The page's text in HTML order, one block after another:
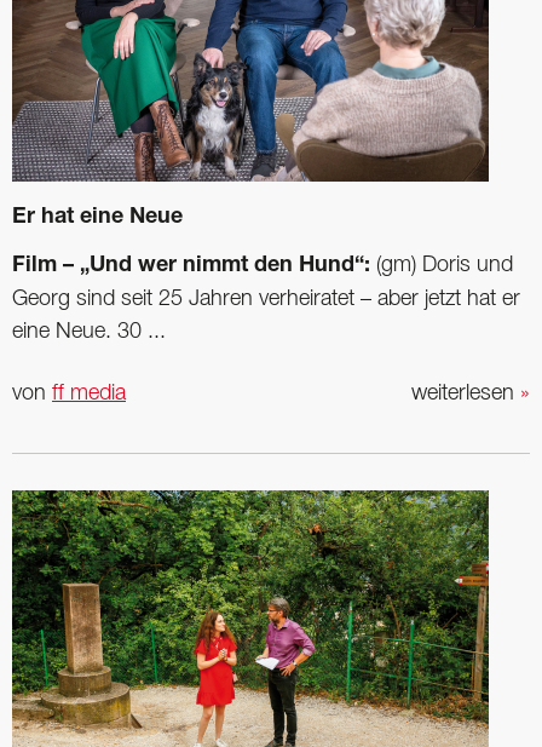
Er hat eine Neue
Film – „Und wer nimmt den Hund“: (gm) Doris und
Georg sind seit 25 Jahren verheiratet – aber jetzt hat er
eine Neue. 30 ...
weiterlesen »
von ff media